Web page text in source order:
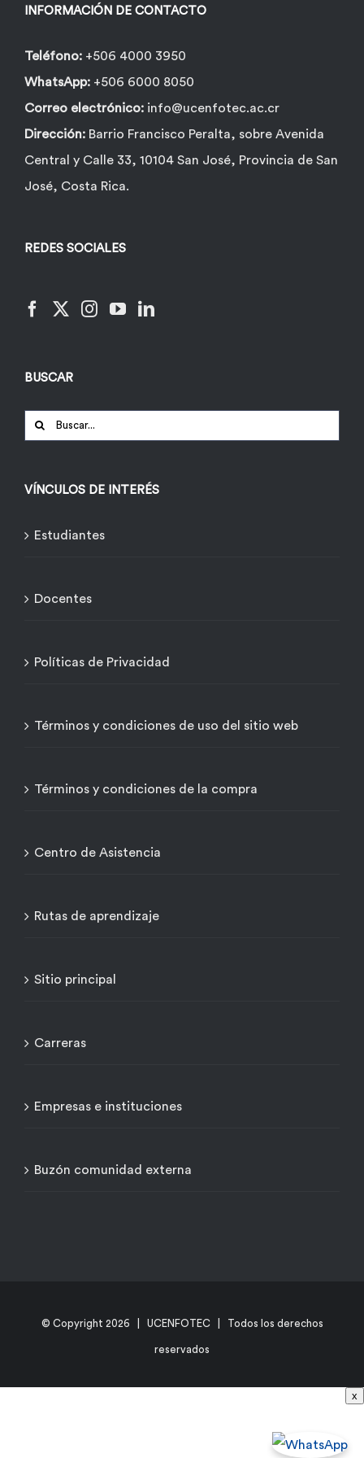
de
producto
INFORMACIÓN DE CONTACTO
Teléfono: +506 4000 3950
WhatsApp: +506 6000 8050
Correo electrónico: info@ucenfotec.ac.cr
Dirección: Barrio Francisco Peralta, sobre Avenida
Central y Calle 33, 10104 San José, Provincia de San
José, Costa Rica.
REDES SOCIALES
BUSCAR
Buscar:
VÍNCULOS DE INTERÉS
Estudiantes
Docentes
Políticas de Privacidad
Términos y condiciones de uso del sitio web
Términos y condiciones de la compra
Centro de Asistencia
Rutas de aprendizaje
Sitio principal
Carreras
Empresas e instituciones
Buzón comunidad externa
© Copyright 2026 | UCENFOTEC | Todos los derechos
reservados
x